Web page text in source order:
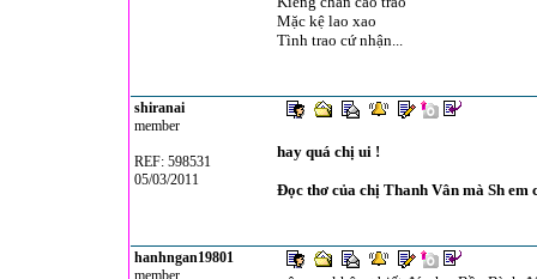
Mặc kệ lao xao
Tình trao cứ nhận...
shiranai
member
REF: 598531
05/03/2011
hay quá chị ui !
Đọc thơ của chị Thanh Vân mà Sh
hanhngan19801
member